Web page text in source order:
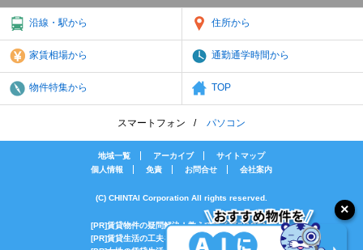
沿線・駅から 住所から
家賃相場から 通勤通学時間から
物件特集から TOP
スマートフォン パソコン
地域一覧 アーカイブ
サイトマップ
個人情報
免責 お問合せ 会社案内
(C) CHINTAI Corporation All rights reserved.
[PR]賃貸物件の疑問解決！教えてエイブルAGENT
[PR]賃貸生活の工夫を紹介！CHINTAI情報局